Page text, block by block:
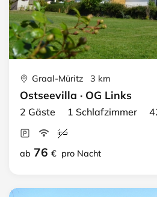
Graal-Müritz 3 km
Ostseevilla · OG Links
2 Gäste 1 Schlafzimmer
ab 76 € pro Nacht